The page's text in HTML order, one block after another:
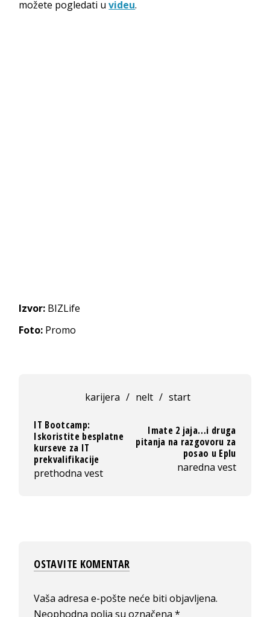
možete pogledati uvideu.
Izvor: BIZLife
Foto: Promo
karijera / nelt / start
IT Bootcamp:
Iskoristite besplatne
kurseve za IT
prekvalifikacije
prethodna vest
Imate 2 jaja…i druga
pitanja na razgovoru za
posao u Eplu
naredna vest
OSTAVITE KOMENTAR
Vaša adresa e-pošte neće biti objavljena.
Neophodna polja su označena*